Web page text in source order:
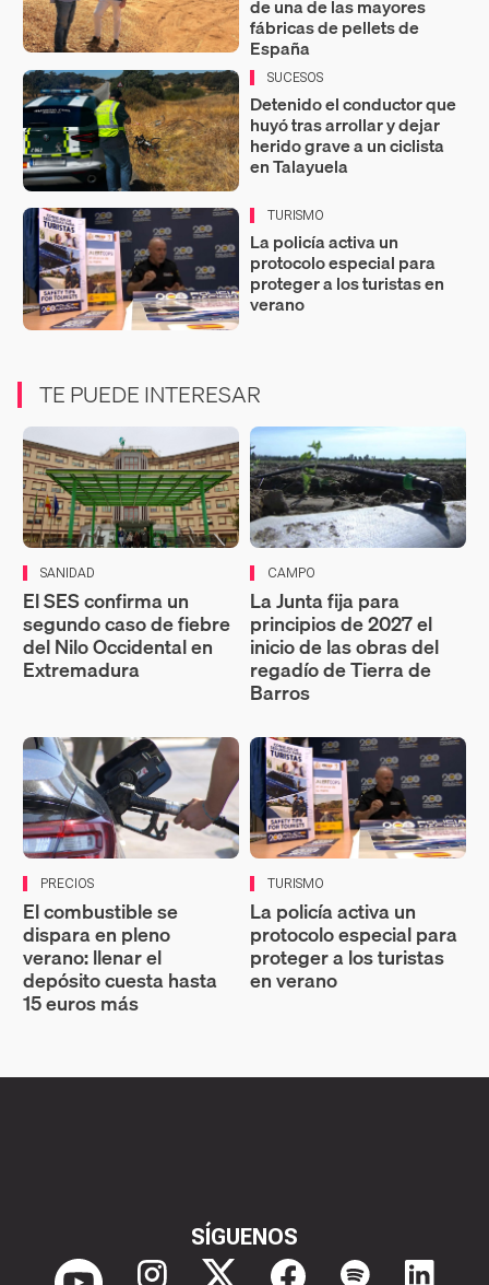
de una de las mayores
fábricas de pellets de
España
SUCESOS
Detenido el conductor que
huyó tras arrollar y dejar
herido grave a un ciclista
en Talayuela
TURISMO
La policía activa un
protocolo especial para
proteger a los turistas en
verano
TE PUEDE INTERESAR
SANIDAD
El SES confirma un
segundo caso de fiebre
del Nilo Occidental en
Extremadura
CAMPO
La Junta fija para
principios de 2027 el
inicio de las obras del
regadío de Tierra de
Barros
PRECIOS
El combustible se
dispara en pleno
verano: llenar el
depósito cuesta hasta
15 euros más
TURISMO
La policía activa un
protocolo especial para
proteger a los turistas
en verano
SÍGUENOS